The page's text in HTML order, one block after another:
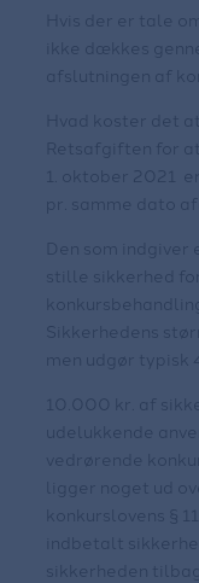
Hvis der er tale
ikke dækkes
afslutningen af
Hvad koster det
Retsafgiften for
1. oktober 2021
pr. samme dato
Den som
stille sikkerhed
Sikkerhedens
men udgør typisk
10.000 kr. af
udelukkende
vedrørende
ligger noget ud
konkurslovens §
indbetalt
sikkerheden